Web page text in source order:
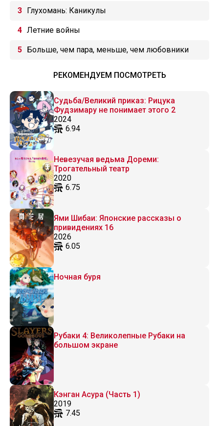
Глухомань: Каникулы
Летние войны
Больше, чем пара, меньше, чем любовники
РЕКОМЕНДУЕМ ПОСМОТРЕТЬ
Судьба/Великий приказ: Рицука
Фудзимару не понимает этого 2
2024
6.94
Невезучая ведьма Дореми:
Трогательный театр
2020
6.75
Ями Шибаи: Японские рассказы о
привидениях 16
2026
6.05
Ночная буря
Рубаки 4: Великолепные Рубаки на
большом экране
Кэнган Асура (Часть 1)
2019
7.45